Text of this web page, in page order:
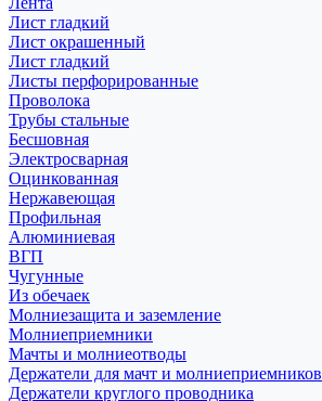
Лист гладкий
Лист окрашенный
Лист гладкий
Листы перфорированные
Проволока
Трубы стальные
Бесшовная
Электросварная
Оцинкованная
Нержавеющая
Профильная
Алюминиевая
ВГП
Чугунные
Из обечаек
Молниезащита и заземление
Молниеприемники
Мачты и молниеотводы
Держатели для мачт и молниеприемников
Держатели круглого проводника